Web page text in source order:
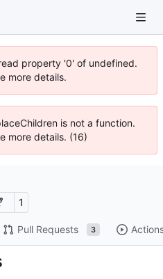
property '0' of undefined.
more details.
is not a function.
more details. (16)
1
Pull Requests 3